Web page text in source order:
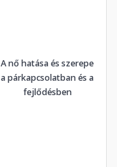
A nő hatása és szerepe
a párkapcsolatban és a
fejlődésben